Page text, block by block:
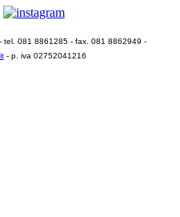
tel. 081 8861285 - fax. 081 8862949 -
- p. iva 02752041216